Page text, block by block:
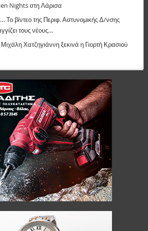
Nights στη Λάρισα
Το βίντεο της Περιφ. Αστυνομικής Δ/νσης
τους νέους…
Χατζηγιάννη ξεκινά η Γιορτή Κρασιού